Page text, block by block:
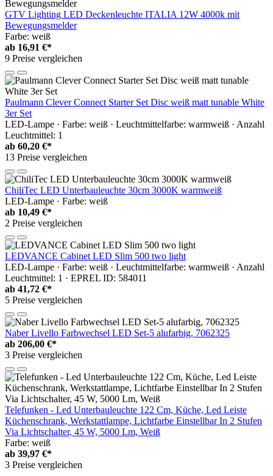
GTV Lighting LED Deckenleuchte ITALIA 12W 4000k mit
Bewegungsmelder
Farbe: weiß
ab 16,91 €*
9 Preise vergleichen
Paulmann Clever Connect Starter Set Disc weiß matt tunable White
3er Set
LED-Lampe · Farbe: weiß · Leuchtmittelfarbe: warmweiß · Anzahl
Leuchtmittel: 1
ab 60,20 €*
13 Preise vergleichen
ChiliTec LED Unterbauleuchte 30cm 3000K warmweiß
LED-Lampe · Farbe: weiß
ab 10,49 €*
2 Preise vergleichen
LEDVANCE Cabinet LED Slim 500 two light
LED-Lampe · Farbe: weiß · Leuchtmittelfarbe: warmweiß · Anzahl
Leuchtmittel: 1 · EPREL ID: 584011
ab 41,72 €*
5 Preise vergleichen
Naber Livello Farbwechsel LED Set-5 alufarbig, 7062325
ab 206,00 €*
3 Preise vergleichen
Telefunken - Led Unterbauleuchte 122 Cm, Küche, Led Leiste
Küchenschrank, Werkstattlampe, Lichtfarbe Einstellbar In 2 Stufen
Via Lichtschalter, 45 W, 5000 Lm, Weiß
Farbe: weiß
ab 39,97 €*
3 Preise vergleichen